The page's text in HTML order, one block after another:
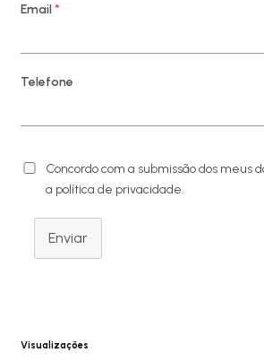
Email*
Telefone
Concordo com a submissão dos meus
a política de privacidade.
Enviar
Visualizações